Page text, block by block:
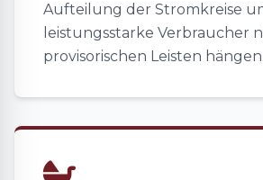
Aufteilung der Stromkreise
leistungsstarke Verbraucher
provisorischen Leisten hängen.